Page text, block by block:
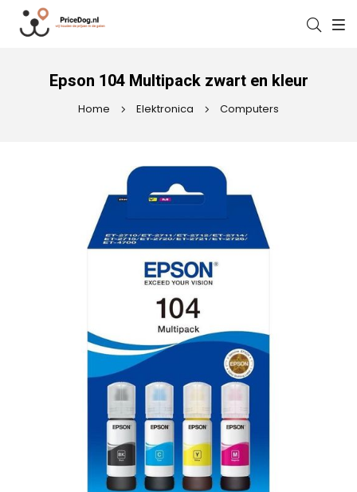
Epson 104 Multipack zwart en kleur
Home Elektronica Computers